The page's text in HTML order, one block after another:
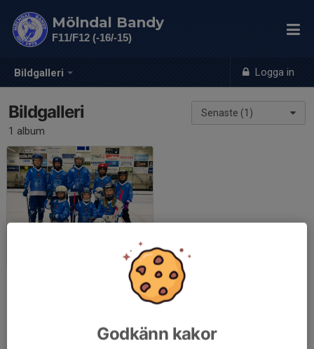
Bildgalleri Logga in
Mölndal Bandy
F11/F12 (-16/-15)
Senaste (1)
Bildgalleri
1 album
Godkänn kakor